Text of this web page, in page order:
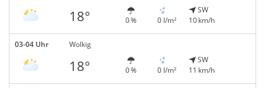
18° 0 % 0 l/m²
SW
10 km/h
03-04 Uhr Wolkig
18° 0 % 0 l/m²
SW
11 km/h